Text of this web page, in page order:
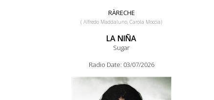
RÀRECHE
( Alfredo Maddaluno, Carola Moccia)
LA NIÑA
Sugar
Radio Date: 03/07/2026